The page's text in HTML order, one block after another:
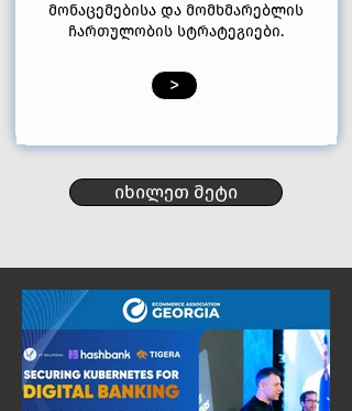
მონაცემებისა და მომხმარებლის
ჩართულობის სტრატეგიები.
>
იხილეთ მეტი